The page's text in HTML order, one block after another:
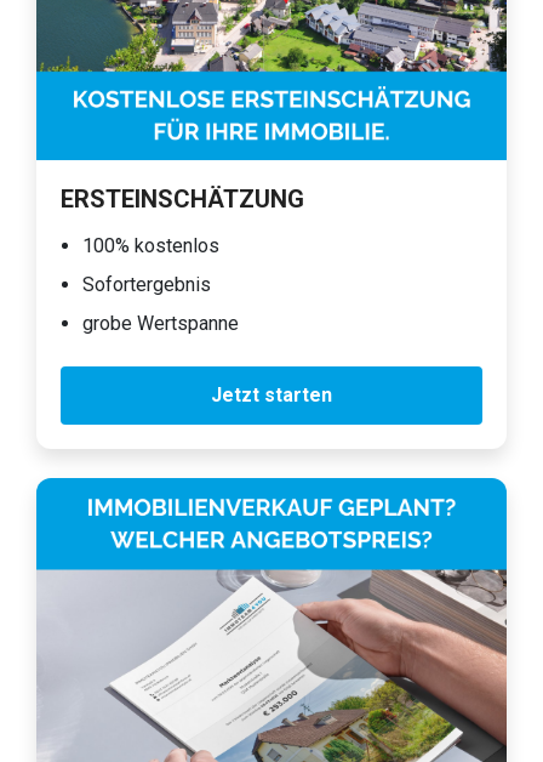
ERSTEINSCHÄTZUNG
100% kostenlos
Sofortergebnis
grobe Wertspanne
Jetzt starten